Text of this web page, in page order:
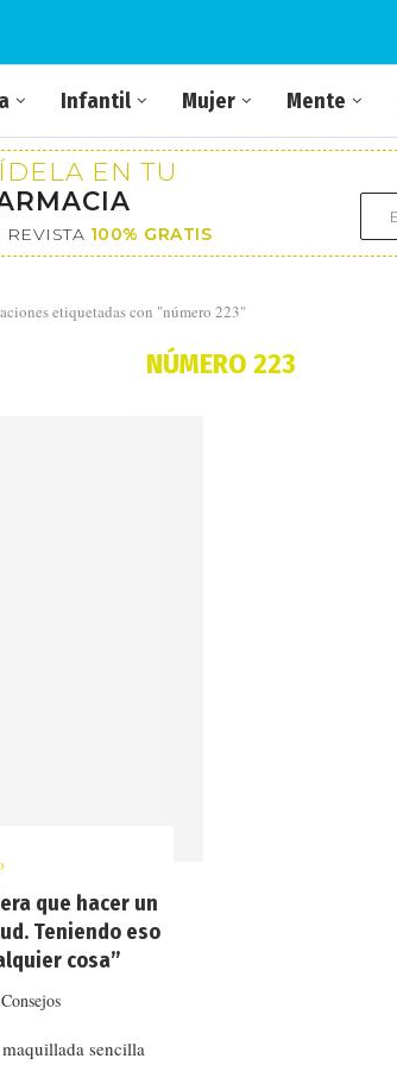
Infantil Mujer Mente
EN TU
REVISTA 100% GRATIS
etiquetadas con "número 223"
NÚMERO 223
que hacer un
Teniendo eso
cosa”
sencilla